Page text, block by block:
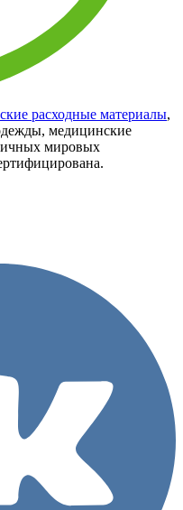
расходные материалы,
медицинские
мировых